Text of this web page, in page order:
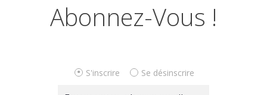
Abonnez-Vous !
S'inscrire Se désinscrire